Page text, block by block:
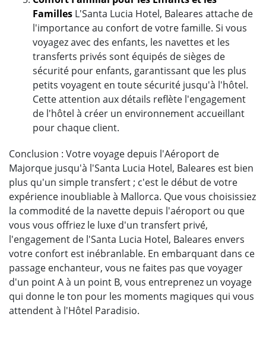
Familles L'Santa Lucia Hotel, Baleares attache de
l'importance au confort de votre famille. Si vous
voyagez avec des enfants, les navettes et les
transferts privés sont équipés de sièges de
sécurité pour enfants, garantissant que les plus
petits voyagent en toute sécurité jusqu'à l'hôtel.
Cette attention aux détails reflète l'engagement
de l'hôtel à créer un environnement accueillant
pour chaque client.
Conclusion : Votre voyage depuis l'Aéroport de
Majorque jusqu'à l'Santa Lucia Hotel, Baleares est bien
plus qu'un simple transfert ; c'est le début de votre
expérience inoubliable à Mallorca. Que vous choisissiez
la commodité de la navette depuis l'aéroport ou que
vous vous offriez le luxe d'un transfert privé,
l'engagement de l'Santa Lucia Hotel, Baleares envers
votre confort est inébranlable. En embarquant dans ce
passage enchanteur, vous ne faites pas que voyager
d'un point A à un point B, vous entreprenez un voyage
qui donne le ton pour les moments magiques qui vous
attendent à l'Hôtel Paradisio.